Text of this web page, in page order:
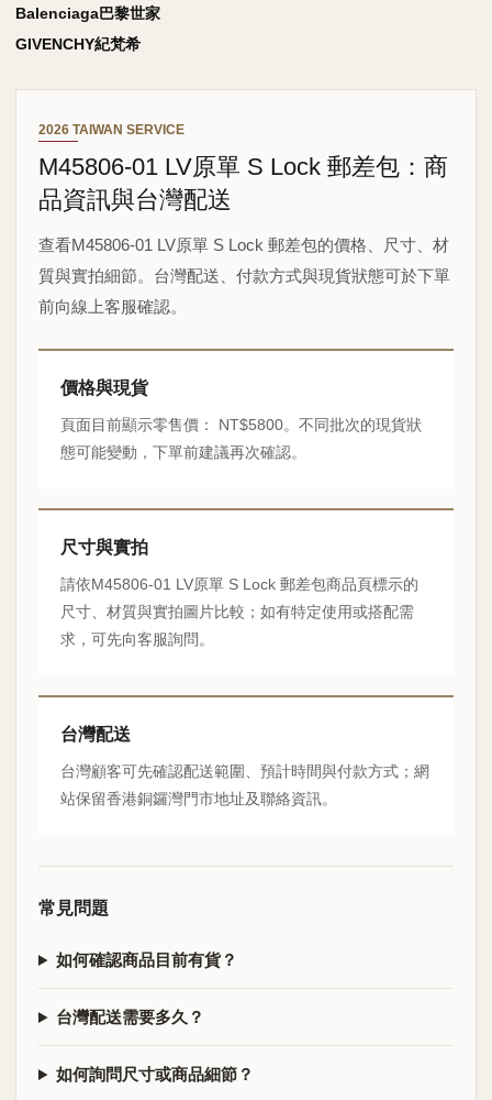
Balenciaga巴黎世家
GIVENCHY紀梵希
2026 TAIWAN SERVICE
M45806-01 LV原單 S Lock 郵差包：商
品資訊與台灣配送
查看M45806-01 LV原單 S Lock 郵差包的價格、尺寸、材
質與實拍細節。台灣配送、付款方式與現貨狀態可於下單
前向線上客服確認。
價格與現貨
頁面目前顯示零售價： NT$5800。不同批次的現貨狀
態可能變動，下單前建議再次確認。
尺寸與實拍
請依M45806-01 LV原單 S Lock 郵差包商品頁標示的
尺寸、材質與實拍圖片比較；如有特定使用或搭配需
求，可先向客服詢問。
台灣配送
台灣顧客可先確認配送範圍、預計時間與付款方式；網
站保留香港銅鑼灣門市地址及聯絡資訊。
常見問題
如何確認商品目前有貨？
台灣配送需要多久？
如何詢問尺寸或商品細節？